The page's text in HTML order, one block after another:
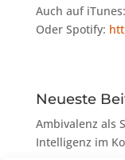
Auch auf iTunes:
Oder Spotify:
Neueste
Ambivalenz als
Intelligenz im